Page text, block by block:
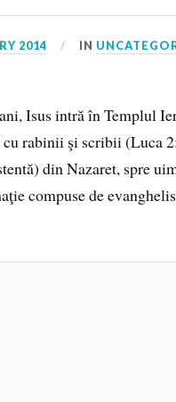
2014 IN
Isus intră în Templul
rabinii şi scribii (Luca
din Nazaret, spre
compuse de